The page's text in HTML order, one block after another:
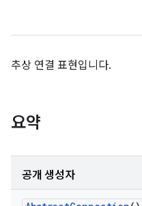
추상 연결 표현입니다.
요약
공개 생성자